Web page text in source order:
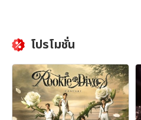
โปรโมชั่น